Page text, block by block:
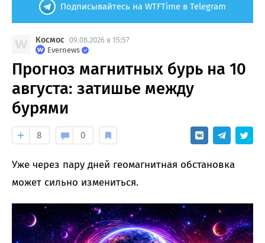
Подписывайтесь на WTFTime в Telegram
Космос 09.08.2026 в 15:57
Evernews
Прогноз магнитных бурь на 10
августа: затишье между
бурями
8 0
Уже через пару дней геомагнитная обстановка
может сильно измениться.